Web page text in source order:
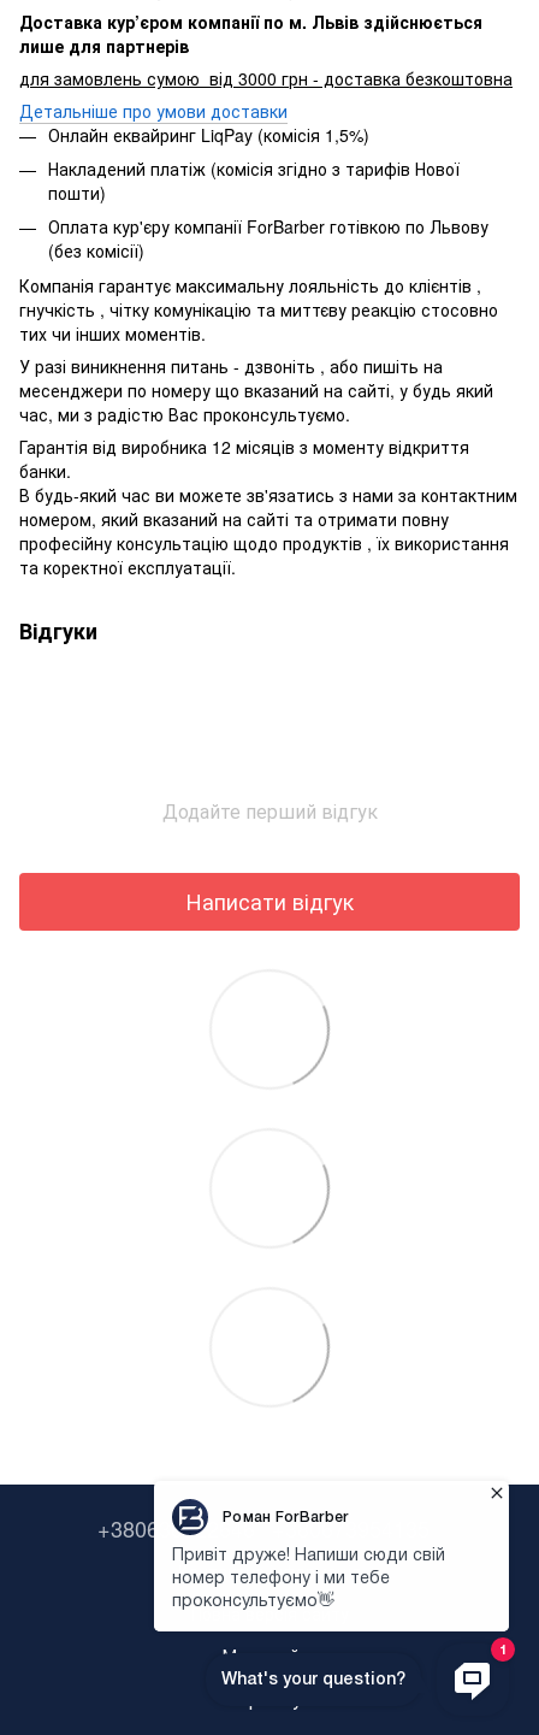
Доставка кур’єром компанії по м. Львів здійснюється
лише для партнерів
для замовлень сумою від 3000 грн - доставка безкоштовна
Детальніше про умови доставки
Онлайн еквайринг LiqPay (комісія 1,5%)
Накладений платіж (комісія згідно з тарифів Нової
пошти)
Оплата кур'єру компанії ForBarber готівкою по Львову
(без комісії)
Компанія гарантує максимальну лояльність до клієнтів ,
гнучкість , чітку комунікацію та миттєву реакцію стосовно
тих чи інших моментів.
У разі виникнення питань - дзвоніть , або пишіть на
месенджери по номеру що вказаний на сайті, у будь який
час, ми з радістю Вас проконсультуємо.
Гарантія від виробника 12 місяців з моменту відкриття
банки.
В будь-який час ви можете зв'язатись з нами за контактним
номером, який вказаний на сайті та отримати повну
професійну консультацію щодо продуктів , їх використання
та коректної експлуатації.
Відгуки
Додайте перший відгук
Написати відгук
+380638322646 +380673954135
Контактна інформація
Повна версія сайту
Мапа сайту